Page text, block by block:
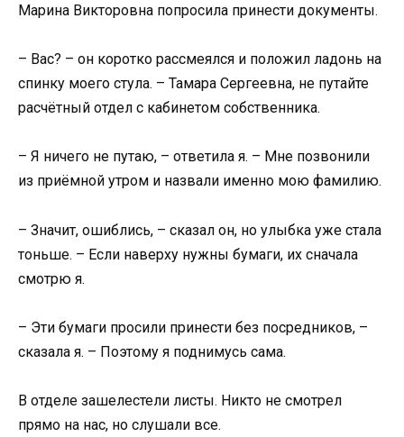
Марина Викторовна попросила принести документы.
– Вас? – он коротко рассмеялся и положил ладонь на
спинку моего стула. – Тамара Сергеевна, не путайте
расчётный отдел с кабинетом собственника.
– Я ничего не путаю, – ответила я. – Мне позвонили
из приёмной утром и назвали именно мою фамилию.
– Значит, ошиблись, – сказал он, но улыбка уже стала
тоньше. – Если наверху нужны бумаги, их сначала
смотрю я.
– Эти бумаги просили принести без посредников, –
сказала я. – Поэтому я поднимусь сама.
В отделе зашелестели листы. Никто не смотрел
прямо на нас, но слушали все.